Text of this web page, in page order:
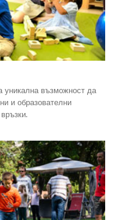
уникална възможност да
и образователни